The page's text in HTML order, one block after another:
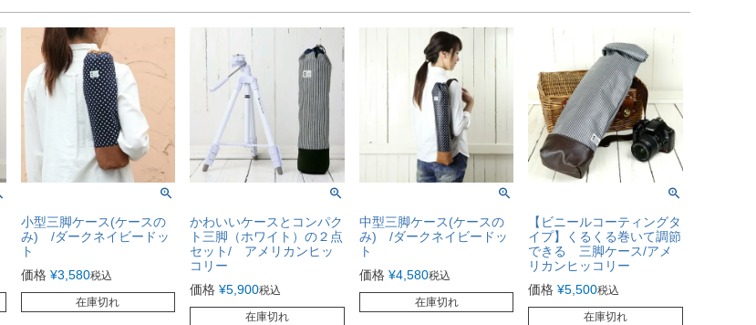
小型三脚ケース(ケースの
み) /ダークネイビードッ
ト
価格 ¥3,580税込
在庫切れ
かわいいケースとコンパク
ト三脚（ホワイト）の２点
セット/ アメリカンヒッ
コリー
価格 ¥5,900税込
在庫切れ
中型三脚ケース(ケースの
み) /ダークネイビードッ
ト
価格 ¥4,580税込
在庫切れ
【ビニールコーティングタ
イプ】くるくる巻いて調節
できる 三脚ケース/アメ
リカンヒッコリー
価格 ¥5,500税込
在庫切れ